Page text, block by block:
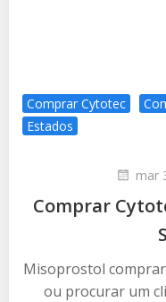
Comprar Cytotec
Estados
mar
Comprar
Misoprostol
ou procurar um